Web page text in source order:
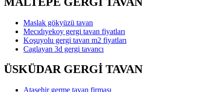
Maslak gökyüzü tavan
Mecıdıyekoy gergi tavan fiyatları
Koşuyolu gergi tavan m2 fiyatları
Caglayan 3d gergi tavancı
ÜSKÜDAR GERGİ TAVAN
Ataşehir germe tavan firması